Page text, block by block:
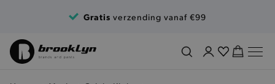
Gratis verzending vanaf €99